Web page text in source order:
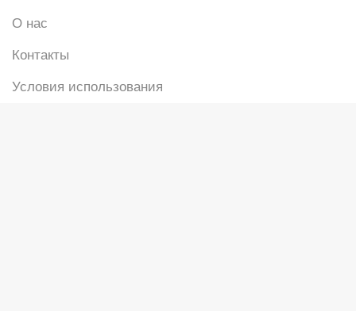
О нас
Контакты
Условия использования